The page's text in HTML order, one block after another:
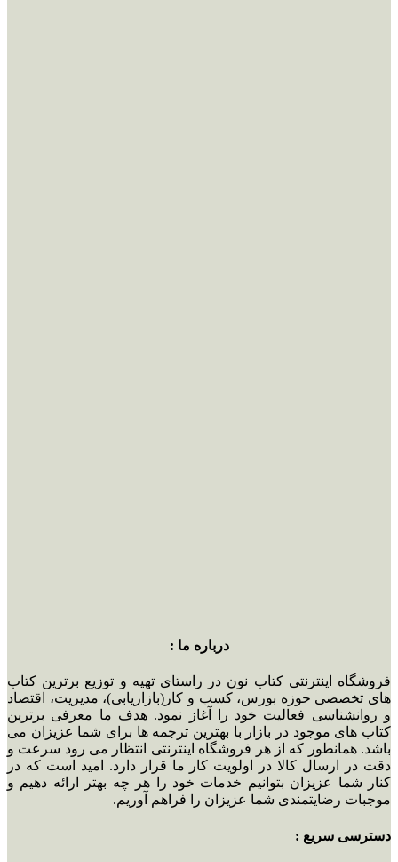
درباره ما :
فروشگاه اینترنتی کتاب نون در راستای تهیه و توزیع برترین کتاب
های تخصصی حوزه بورس، کسب و کار(بازاریابی)، مدیریت، اقتصاد
و روانشناسی فعالیت خود را آغاز نمود. هدف ما معرفی برترین
کتاب های موجود در بازار با بهترین ترجمه ها برای شما عزیزان می
باشد. همانطور که از هر فروشگاه اینترنتی انتظار می رود سرعت و
دقت در ارسال کالا در اولویت کار ما قرار دارد. امید است که در
کنار شما عزیزان بتوانیم خدمات خود را هر چه بهتر ارائه دهیم و
موجبات رضایتمندی شما عزیزان را فراهم آوریم.
دسترسی سریع :